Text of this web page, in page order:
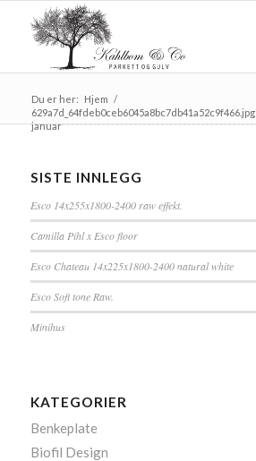
Du er her: Hjem /
629a7d_64fdeb0ceb6045a8bc7db41a52c9f466.jpg
januar
SISTE INNLEGG
Esco 14x255x1800-2400 raw effekt.
Camilla Pihl x Esco floor
Esco Chateau 14x225x1800-2400 natural white
Esco Soft tone Raw.
Minihus
KATEGORIER
Benkeplate
Biofil Design